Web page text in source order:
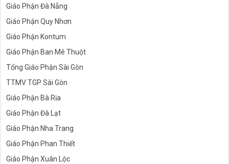
Giáo Phận Đà Nẵng
Giáo Phận Quy Nhơn
Giáo Phận Kontum
Giáo Phận Ban Mê Thuột
Tổng Giáo Phận Sài Gòn
TTMV TGP Sài Gòn
Giáo Phận Bà Rịa
Giáo Phận Đà Lạt
Giáo Phận Nha Trang
Giáo Phận Phan Thiết
Giáo Phận Xuân Lộc